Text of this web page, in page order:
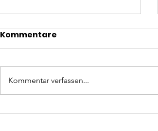
Kursabschluss unseres
Kommentare
Kommentar verfassen...